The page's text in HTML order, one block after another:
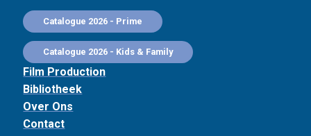
Catalogue 2026 - Prime
Catalogue 2026 - Kids & Family
Film Production
Bibliotheek
Over Ons
Contact